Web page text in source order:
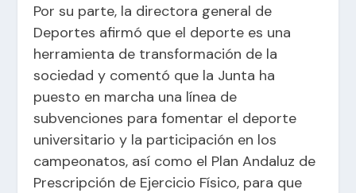
Por su parte, la directora general de
Deportes afirmó que el deporte es una
herramienta de transformación de la
sociedad y comentó que la Junta ha
puesto en marcha una línea de
subvenciones para fomentar el deporte
universitario y la participación en los
campeonatos, así como el Plan Andaluz de
Prescripción de Ejercicio Físico, para que